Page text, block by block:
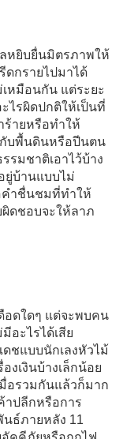
หยิบยื่นมิตรภาพให้
ดกรายไปมาได้
หมือนกัน แต่ระยะ
ไรผิดปกติให้เป็นที่
ร้ายหรือทำให้
บพื้นดินหรือปีนตน
รมชาติเอาไว้บ้าง
ยู่บ้านแบบไม่
คำชื่นชมที่ทำให้
ดชอบจะให้ลาภ
ดใดๆ แต่จะพบคน
อะไรได้เสีย
ดชแบบนักเลงหัวไม้
งเงินบ้างเล็กน้อย
อรวมกันแล้วก็มาก
าปลีกหรือการ
ธ์ภายหลัง 11